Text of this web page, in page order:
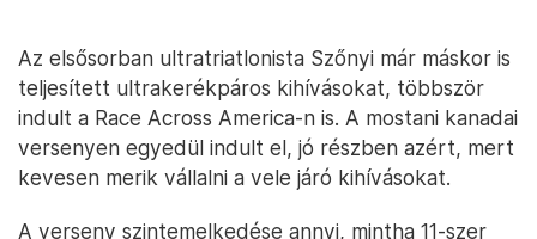
Az elsősorban ultratriatlonista Szőnyi már máskor is
teljesített ultrakerékpáros kihívásokat, többször
indult a Race Across America-n is. A mostani kanadai
versenyen egyedül indult el, jó részben azért, mert
kevesen merik vállalni a vele járó kihívásokat.
A verseny szintemelkedése annyi, mintha 11-szer